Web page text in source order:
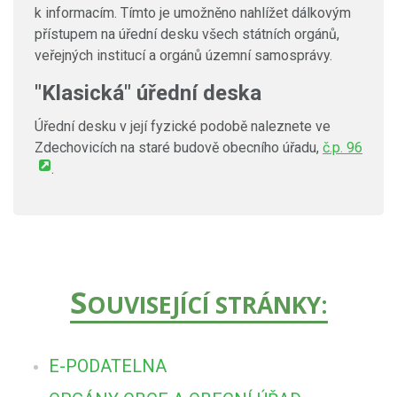
k informacím. Tímto je umožněno nahlížet dálkovým
přístupem na úřední desku všech státních orgánů,
veřejných institucí a orgánů územní samosprávy.
"Klasická" úřední deska
Úřední desku v její fyzické podobě naleznete ve
Zdechovicích na staré budově obecního úřadu, č.p. 96
.
SOUVISEJÍCÍ STRÁNKY:
E-PODATELNA